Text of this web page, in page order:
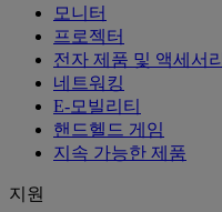
모니터
프로젝터
전자 제품 및 액세서리
네트워킹
E-모빌리티
핸드헬드 게임
지속 가능한 제품
지원